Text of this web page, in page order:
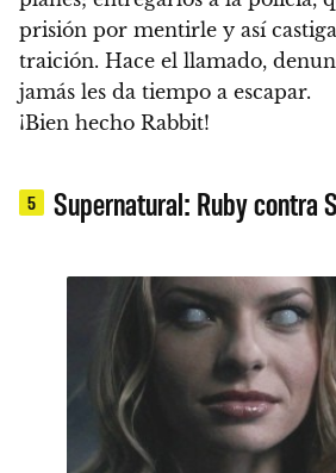
prisión por mentirle y así
traición. Hace el llamado,
jamás les da tiempo a escapar.
¡Bien hecho Rabbit!
5 Supernatural: Ruby contra